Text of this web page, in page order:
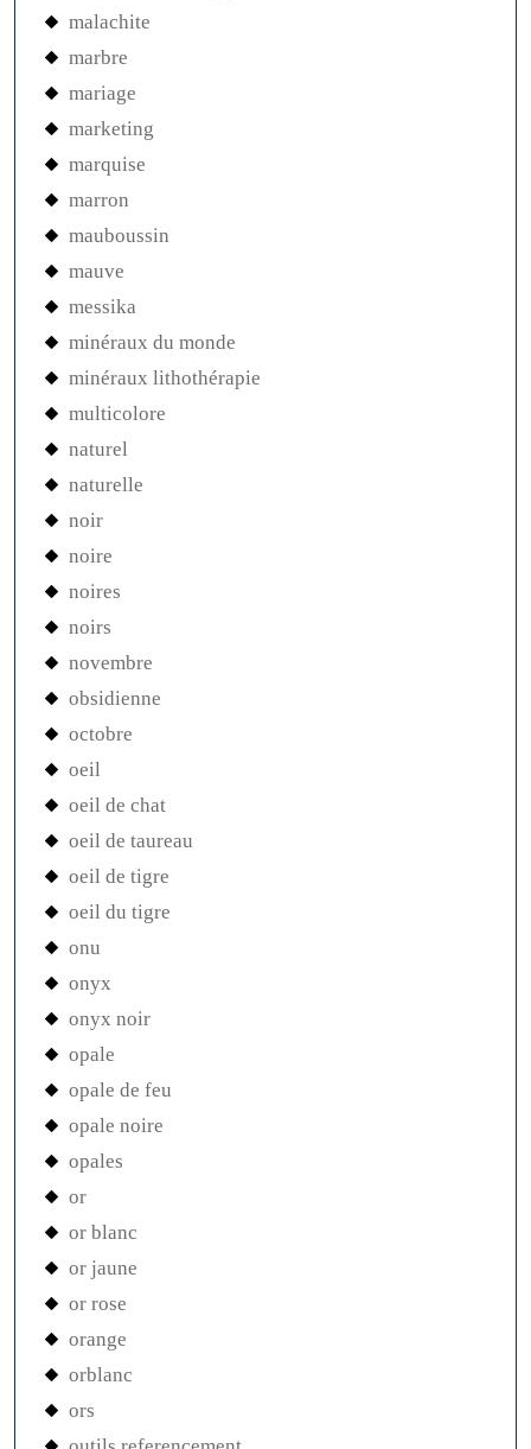
malachite
marbre
mariage
marketing
marquise
marron
mauboussin
mauve
messika
minéraux du monde
minéraux lithothérapie
multicolore
naturel
naturelle
noir
noire
noires
noirs
novembre
obsidienne
octobre
oeil
oeil de chat
oeil de taureau
oeil de tigre
oeil du tigre
onu
onyx
onyx noir
opale
opale de feu
opale noire
opales
or
or blanc
or jaune
or rose
orange
orblanc
ors